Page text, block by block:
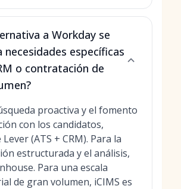
a Workday se
necesidades específicas
o contratación de
proactiva y el fomento
con los candidatos,
(ATS + CRM). Para la
estructurada y el análisis,
Para una escala
de gran volumen, iCIMS es